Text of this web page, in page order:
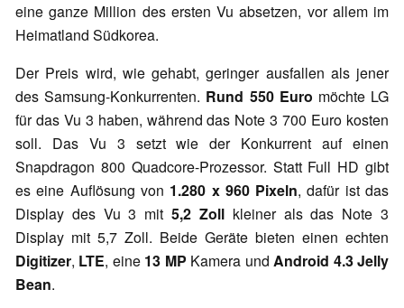
eine ganze Million des ersten Vu absetzen, vor allem im
Heimatland Südkorea.
Der Preis wird, wie gehabt, geringer ausfallen als jener
des Samsung-Konkurrenten. Rund 550 Euro möchte LG
für das Vu 3 haben, während das Note 3 700 Euro kosten
soll. Das Vu 3 setzt wie der Konkurrent auf einen
Snapdragon 800 Quadcore-Prozessor. Statt Full HD gibt
es eine Auflösung von 1.280 x 960 Pixeln, dafür ist das
Display des Vu 3 mit5,2 Zollkleiner als das Note 3
Display mit 5,7 Zoll. Beide Geräte bieten einen echten
Digitizer, LTE, eine 13 MP Kamera undAndroid 4.3 Jelly
Bean.